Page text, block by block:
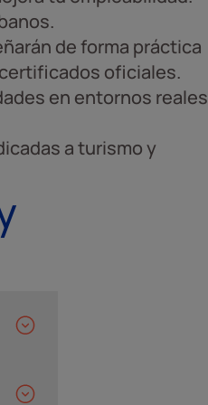
de forma práctica
oficiales.
en entornos reales
a turismo y